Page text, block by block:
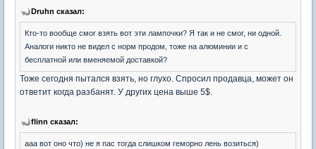
Druhn сказал:
Кто-то вообще смог взять вот эти лампочки? Я так и не смог, ни одной.
Аналоги никто не видел с норм продом, тоже на алюминии и с
бесплатной или вменяемой доставкой?
Тоже сегодня пытался взять, но глухо. Спросил продавца, может он
ответит когда разбанят. У других цена выше 5$.
flinn сказал:
aaa вот оно что) не я пас тогда слишком геморно лень возиться)